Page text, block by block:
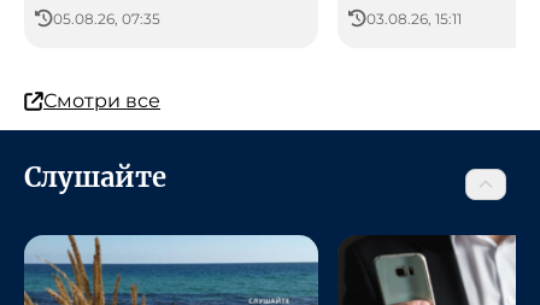
05.08.26, 07:35 03.08.26, 15:11
Смотри все
Слушайте